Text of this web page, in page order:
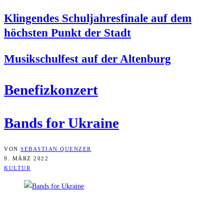
Klin­gen­des Schul­jah­res­fi­na­le auf dem
höchs­ten Punkt der Stadt
Musik­schul­fest auf der Altenburg
Bene­fiz­kon­zert
Bands for Ukraine
VON SEBASTIAN QUENZER
9. MÄRZ 2022
KULTUR